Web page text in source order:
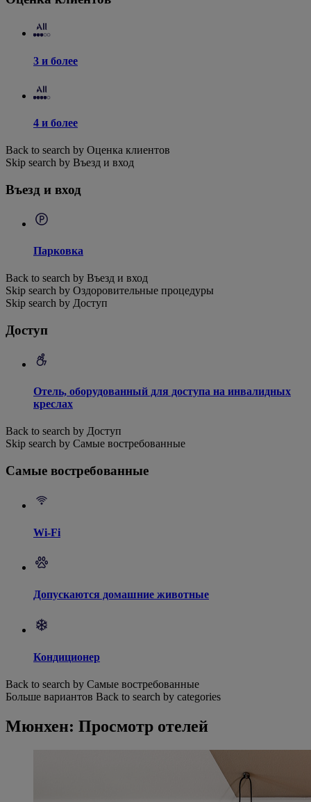
3 и более
4 и более
Back to search by Оценка клиентов
Skip search by Въезд и вход
Въезд и вход
Парковка
Back to search by Въезд и вход
Skip search by Оздоровительные процедуры
Skip search by Доступ
Доступ
Отель, оборудованный для доступа на инвалидных
креслах
Back to search by Доступ
Skip search by Самые востребованные
Самые востребованные
Wi-Fi
Допускаются домашние животные
Кондиционер
Back to search by Самые востребованные
Больше вариантов Back to search by categories
Мюнхен: Просмотр отелей